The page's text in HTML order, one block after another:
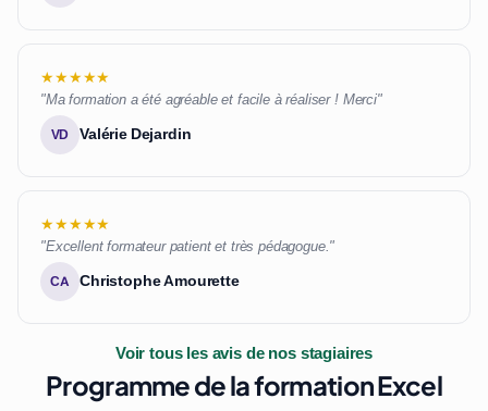
★★★★★
"Ma formation a été agréable et facile à réaliser ! Merci"
VD Valérie Dejardin
★★★★★
"Excellent formateur patient et très pédagogue."
CA Christophe Amourette
Voir tous les avis de nos stagiaires
Programme de la formation Excel